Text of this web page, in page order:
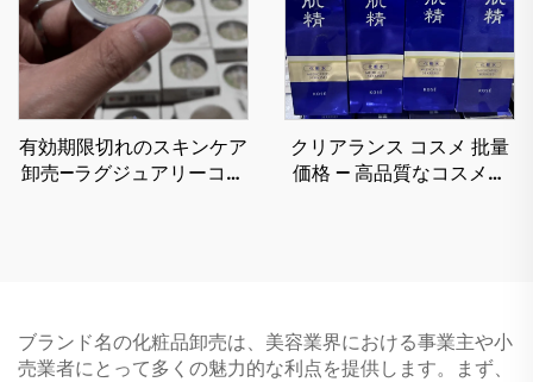
有効期限切れのスキンケア
卸売—ラグジュアリーコス
クリアランス コスメ 批量
価格 — 高品質なコスメテ
ブランド名の化粧品卸売は、美容業界における事業主や小
売業者にとって多くの魅力的な利点を提供します。まず、